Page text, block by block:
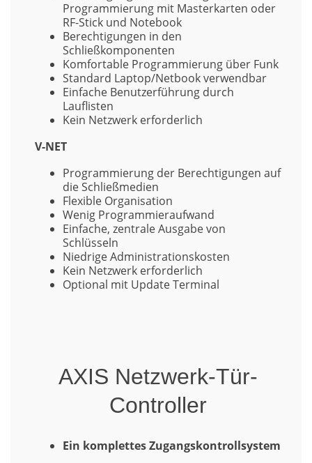
Programmierung mit Masterkarten oder
RF-Stick und Notebook
Berechtigungen in den
Schließkomponenten
Komfortable Programmierung über Funk
Standard Laptop/Netbook verwendbar
Einfache Benutzerführung durch
Lauflisten
Kein Netzwerk erforderlich
V-NET
Programmierung der Berechtigungen auf
die Schließmedien
Flexible Organisation
Wenig Programmieraufwand
Einfache, zentrale Ausgabe von
Schlüsseln
Niedrige Administrationskosten
Kein Netzwerk erforderlich
Optional mit Update Terminal
AXIS Netzwerk-Tür-
Controller
Ein komplettes Zugangskontrollsystem